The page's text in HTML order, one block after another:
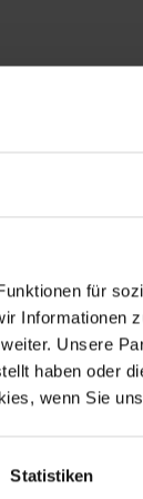
für
Informationen
Unsere
haben oder
wenn Sie
Statistiken
sowohl das
Original
außerdem
echtes MKM-